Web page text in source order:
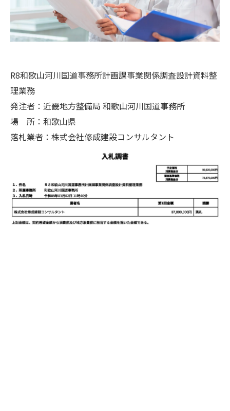
R8和歌山河川国道事務所計画課事業関係調査設計資料整
理業務
発注者：近畿地方整備局 和歌山河川国道事務所
場 所：和歌山県
落札業者：株式会社修成建設コンサルタント